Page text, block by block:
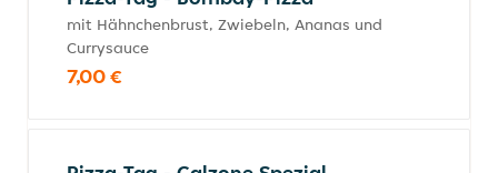
mit Hähnchenbrust, Zwiebeln, Ananas und
Currysauce
7,00 €